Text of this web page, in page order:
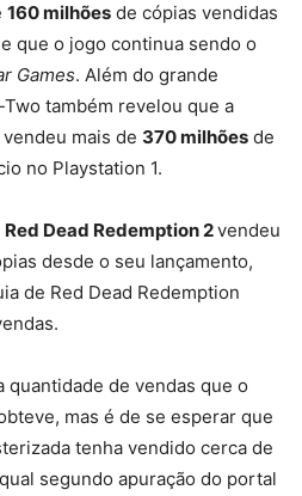
160 milhões de cópias vendidas
que o jogo continua sendo o
Games. Além do grande
Two também revelou que a
mais de 370 milhões de
no Playstation 1.
Red Dead Redemption 2vendeu
desde o seu lançamento,
de Red Dead Redemption
quantidade de vendas que o
mas é de se esperar que
tenha vendido cerca de
segundo apuração do portal